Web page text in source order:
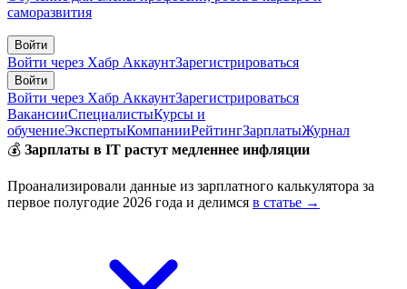
саморазвития
Войти
Войти через Хабр АккаунтЗарегистрироваться
Войти
Войти через Хабр АккаунтЗарегистрироваться
ВакансииСпециалистыКурсы и
обучениеЭкспертыКомпанииРейтингЗарплатыЖурнал
💰 Зарплаты в IT растут медленнее инфляции
Проанализировали данные из зарплатного калькулятора за
первое полугодие 2026 года и делимся в статье →